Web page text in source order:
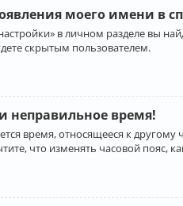
моего имени в
в личном разделе вы
скрытым пользователем.
неправильное время!
время, относящееся к другому
что изменять часовой пояс,